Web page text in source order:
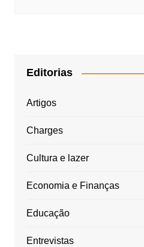
Editorias
Artigos
Charges
Cultura e lazer
Economia e Finanças
Educação
Entrevistas